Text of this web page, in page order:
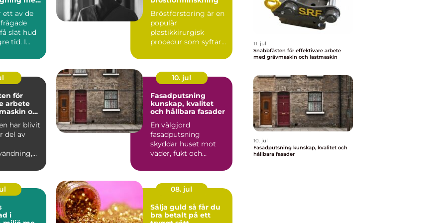
ett av de
slät hud
tid. I
Bröstförstoring är en
populär
plastikkirurgisk
procedur som syftar
för
arbete
och
har blivit
del av
10. jul
Fasadputsning
kunskap, kvalitet
och hållbara fasader
En välgjord
fasadputsning
skyddar huset mot
väder, fukt och
som byggnaden får
ett...
i
08. jul
Sälja guld så får du
bra betalt på ett
11. jul
Snabbfästen för effektivare arbete
med grävmaskin och lastmaskin
10. jul
Fasadputsning kunskap, kvalitet och
hållbara fasader